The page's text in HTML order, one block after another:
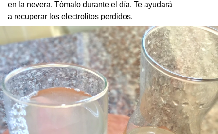
en la nevera. Tómalo durante el día. Te ayudará
a recuperar los electrolitos perdidos.